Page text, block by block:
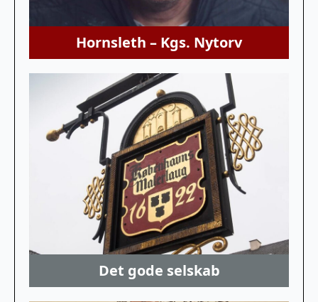
Hornsleth – Kgs. Nytorv
Det gode selskab